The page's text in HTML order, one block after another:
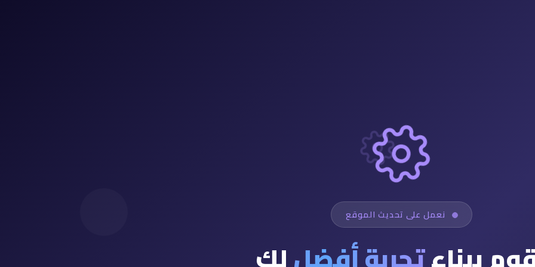
نعمل على تحديث الموقع